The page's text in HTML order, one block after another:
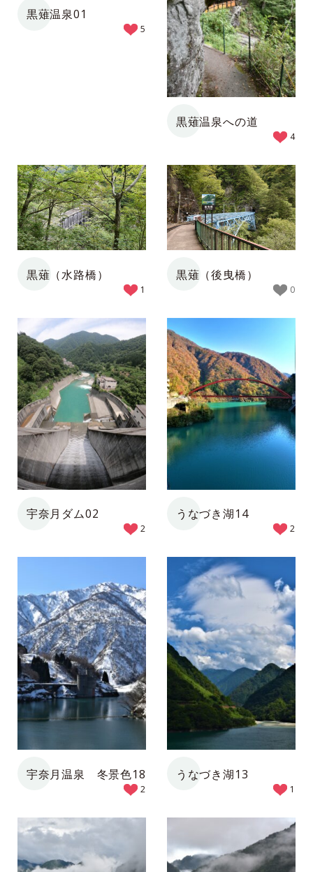
黒薙温泉01
5
黒薙温泉への道
4
黒薙（水路橋）
1
黒薙（後曳橋）
0
宇奈月ダム02
2
うなづき湖14
2
宇奈月温泉 冬景色18
2
うなづき湖13
1